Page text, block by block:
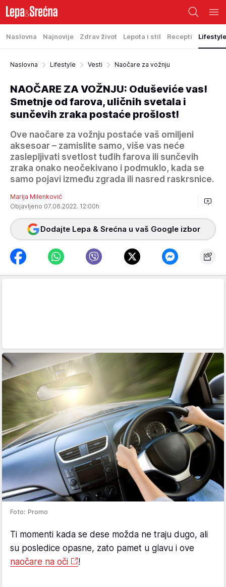
Naslovna Najnovije Zdrav život Lepota i stil Recepti Lifestyle
Naslovna Lifestyle Vesti Naočare za vožnju
NAOČARE ZA VOŽNJU: Oduševiće vas!
Smetnje od farova, uličnih svetala i
sunčevih zraka postaće prošlost!
Ove naočare za vožnju postaće vaš omiljeni
aksesoar – zamislite samo, više vas neće
zaslepljivati svetlost tuđih farova ili sunčevih
zraka onako neočekivano i podmuklo, kada se
samo pojavi između zgrada ili nasred raskrsnice.
Marija Milenković
Objavljeno 07.06.2022. 12:00h
Dodajte Lepa & Srećna u vaš Google izbor
Foto: Promo
Ti momenti kada se dese možda ne traju dugo, ali
su posledice opasne, zato pamet u glavu i ove
naočare na oči
!